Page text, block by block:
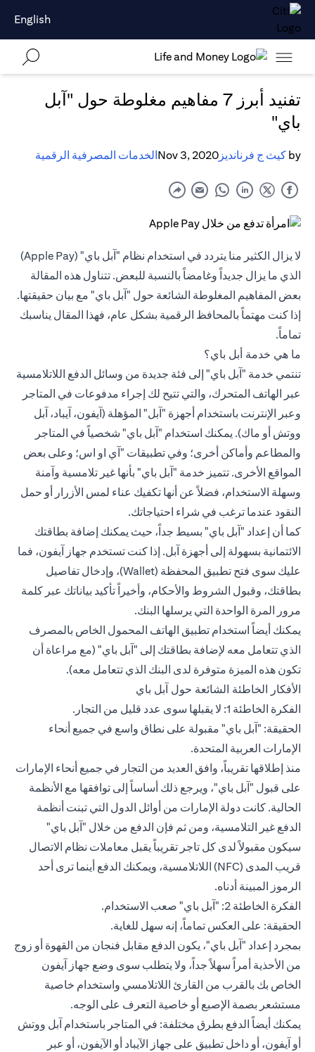
English
تفنيد أبرز 7 مفاهيم مغلوطة حول "آبل
باي"
by كيث ج فرنانديز Nov 3, 2020الخدمات المصرفية الرقمية
لا يزال الكثير منا يتردد في استخدام نظام "آبل باي" (Apple Pay)
الذي ما يزال جديداً وغامضاً بالنسبة للبعض. تتناول هذه المقالة
بعض المفاهيم المغلوطة الشائعة حول "آبل باي" مع بيان حقيقتها.
إذا كنت مهتماً بالمحافظ الرقمية بشكل عام، فهذا المقال يناسبك
تماماً.
ما هي خدمة أبل باي؟
تنتمي خدمة "آبل باي" إلى فئة جديدة من وسائل الدفع اللاتلامسية
عبر الهاتف المتحرك، والتي تتيح لك إجراء مدفوعات في المتاجر
وعبر الإنترنت باستخدام أجهزة "آبل" المؤهلة (آيفون، آيباد، آبل
ووتش أو ماك). يمكنك استخدام "آبل باي" شخصياً في المتاجر
والمطاعم وأماكن أخرى؛ وفي تطبيقات "آي او اس؛ وعلى بعض
المواقع الأخرى. تتميز خدمة "آبل باي" بأنها غير تلامسية وآمنة
وسهلة الاستخدام، فضلاً عن أنها تكفيك عناء لمس الأزرار أو حمل
النقود عندما ترغب في شراء احتياجاتك.
كما أن إعداد "آبل باي" بسيط جداً، حيث يمكنك إضافة بطاقتك
الائتمانية بسهولة إلى أجهزة آبل. إذا كنت تستخدم جهاز آيفون، فما
عليك سوى فتح تطبيق المحفظة (Wallet)، وإدخال تفاصيل
بطاقتك، وقبول الشروط والأحكام، وأخيراً تأكيد بياناتك عبر كلمة
مرور المرة الواحدة التي يرسلها البنك.
يمكنك أيضاً استخدام تطبيق الهاتف المحمول الخاص بالمصرف
الذي تتعامل معه لإضافة بطاقتك إلى "آبل باي" (مع مراعاة أن
تكون هذه الميزة متوفرة لدى البنك الذي تتعامل معه).
الأفكار الخاطئة الشائعة حول آبل باي
الفكرة الخاطئة 1: لا يقبلها سوى عدد قليل من التجار.
الحقيقة: "آبل باي" مقبولة على نطاق واسع في جميع أنحاء
الإمارات العربية المتحدة.
منذ إطلاقها تقريباً، وافق العديد من التجار في جميع أنحاء الإمارات
على قبول "آبل باي"، ويرجع ذلك أساساً إلى توافقها مع الأنظمة
الحالية. كانت دولة الإمارات من أوائل الدول التي تبنت أنظمة
الدفع غير التلامسية، ومن ثم فإن الدفع من خلال "آبل باي"
سيكون مقبولاً لدى كل تاجر تقريباً يقبل معاملات نظام الاتصال
قريب المدى (NFC) اللاتلامسية، ويمكنك الدفع أينما ترى أحد
الرموز المبينة أدناه.
الفكرة الخاطئة 2: "آبل باي" صعب الاستخدام.
الحقيقة: على العكس تماماً، إنه سهل للغاية.
بمجرد إعداد "آبل باي"، يكون الدفع مقابل فنجان من القهوة أو زوج
من الأحذية أمراً سهلاً جداً، ولا يتطلب سوى وضع جهاز آيفون
الخاص بك بالقرب من القارئ اللاتلامسي واستخدام خاصية
مستشعر بصمة الإصبع أو خاصية التعرف على الوجه.
يمكنك أيضاً الدفع بطرق مختلفة: في المتاجر باستخدام آبل ووتش
أو آيفون، أو داخل تطبيق على جهاز الآيباد أو الآيفون، أو عبر